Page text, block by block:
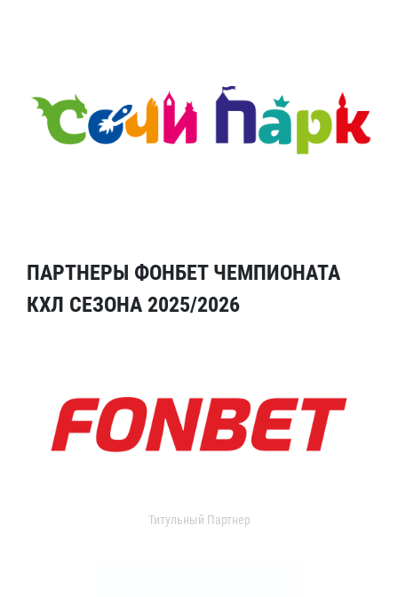
ПАРТНЕРЫ ФОНБЕТ ЧЕМПИОНАТА
КХЛ СЕЗОНА 2025/2026
Титульный Партнер